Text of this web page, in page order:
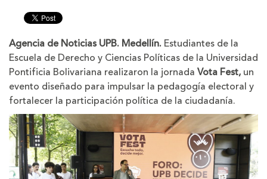
letra letra
Agencia de Noticias UPB. Medellín. Estudiantes de la
Escuela de Derecho y Ciencias Políticas de la Universidad
Pontificia Bolivariana realizaron la jornada Vota Fest, un
evento diseñado para impulsar la pedagogía electoral y
fortalecer la participación política de la ciudadanía.